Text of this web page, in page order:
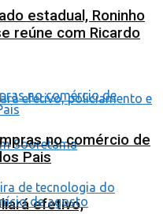
efetivo,
estadual, Roninho
reúne com Ricardo
no comércio de
Pais